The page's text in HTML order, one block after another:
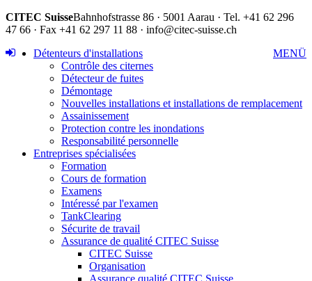
CITEC SuisseBahnhofstrasse 86 · 5001 Aarau · Tel. +41 62 296
47 66 · Fax +41 62 297 11 88 · info@citec-suisse.ch
MENÜ
Détenteurs d'installations
Contrôle des citernes
Détecteur de fuites
Démontage
Nouvelles installations et installations de remplacement
Assainissement
Protection contre les inondations
Responsabilité personnelle
Entreprises spécialisées
Formation
Cours de formation
Examens
Intéressé par l'examen
TankClearing
Sécurite de travail
Assurance de qualité CITEC Suisse
CITEC Suisse
Organisation
Assurance qualité CITEC Suisse